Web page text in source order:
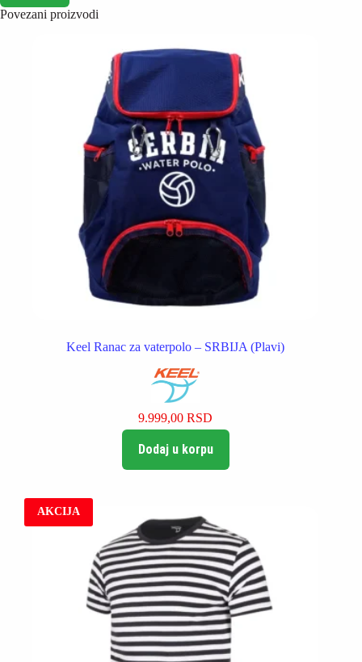
Povezani proizvodi
Keel Ranac za vaterpolo – SRBIJA (Plavi)
9.999,00RSD
Dodaj u korpu
AKCIJA